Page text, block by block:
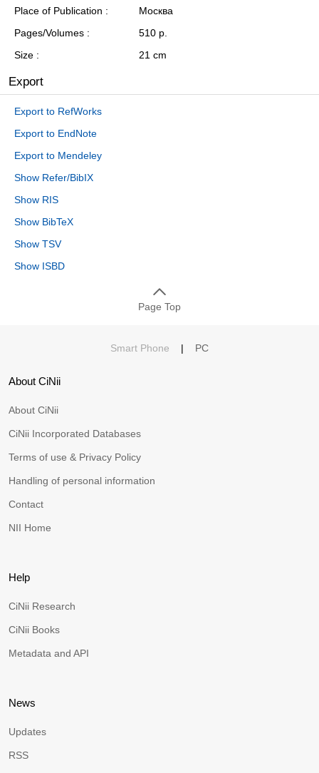
Place of Publication
Москва
Pages/Volumes
510 p.
Size
21 cm
Export
Export to RefWorks
Export to EndNote
Export to Mendeley
Show Refer/BibIX
Show RIS
Show BibTeX
Show TSV
Show ISBD
Page Top
Smart Phone | PC
About CiNii
About CiNii
CiNii Incorporated Databases
Terms of use & Privacy Policy
Handling of personal information
Contact
NII Home
Help
CiNii Research
CiNii Books
Metadata and API
News
Updates
RSS